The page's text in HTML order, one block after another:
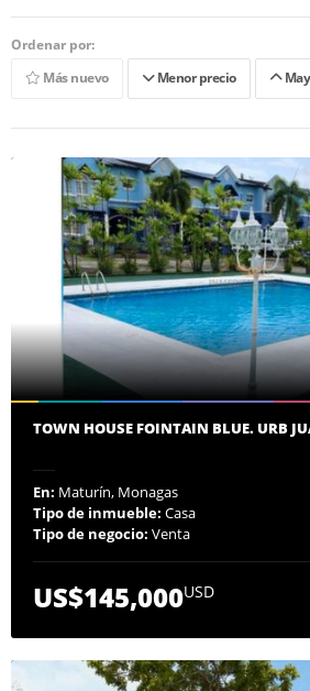
Ordenar por:
Más nuevo
Menor precio
TOWN HOUSE FOINTAIN BLUE. URB
En: Maturín, Monagas
Tipo de inmueble: Casa
Tipo de negocio: Venta
US$145,000USD